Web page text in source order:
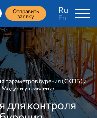
Ru
En
Отправить
заявку
параметров бурения (СКПБ) и
управления
для контроля